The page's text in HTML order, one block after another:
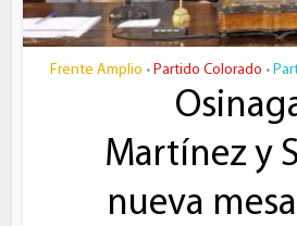
Frente Amplio • Partido Colorado •
Martínez y
nueva